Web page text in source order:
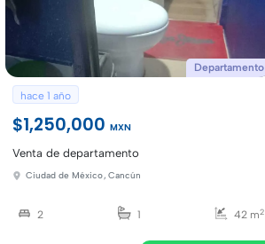
Departamento
hace 1 año
$1,250,000MXN
Venta de departamento
Ciudad de México, Cancún
2 1 42 m2